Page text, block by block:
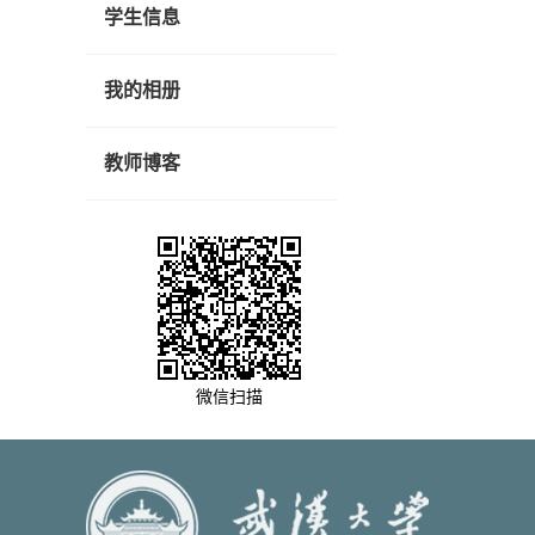
学生信息
我的相册
教师博客
微信扫描